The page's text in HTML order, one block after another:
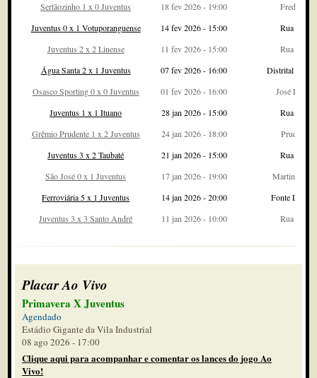
Sertãozinho 1 x 0 Juventus
18 fev 2026 - 19:00
Fredericão
Juventus 0 x 1 Votuporanguense
14 fev 2026 - 15:00
Rua Javari
Juventus 2 x 2 Linense
11 fev 2026 - 15:00
Rua Javari
Água Santa 2 x 1 Juventus
07 fev 2026 - 16:00
Distrital do
Osasco Sporting 0 x 0 Juventus
01 fev 2026 - 16:00
José
Juventus 1 x 1 Ituano
28 jan 2026 - 15:00
Rua Javari
Grêmio Prudente 1 x 2 Juventus
24 jan 2026 - 18:00
Prudentão
Juventus 3 x 2 Taubaté
21 jan 2026 - 15:00
Rua Javari
São José 0 x 1 Juventus
17 jan 2026 - 19:00
Martins
Ferroviária 5 x 1 Juventus
14 jan 2026 - 20:00
Fonte
Juventus 3 x 3 Santo André
11 jan 2026 - 10:00 Rua Javari
Placar Ao Vivo
Primavera X Juventus
Agendado
Estádio Gigante da Vila Industrial
08 ago 2026 - 17:00
Clique aqui para acompanhar e comentar os lances do jogo Ao
Vivo!